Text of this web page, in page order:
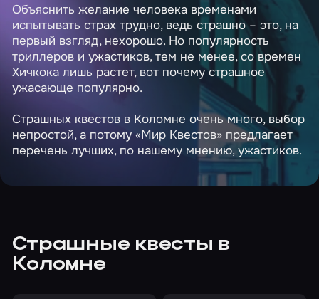
Объяснить желание человека временами
испытывать страх трудно, ведь страшно – это, на
первый взгляд, нехорошо. Но популярность
триллеров и ужастиков, тем не менее, со времен
Хичкока лишь растет, вот почему страшное
ужасающе популярно.
Страшных квестов в Коломне очень много, выбор
непростой, а потому «Мир Квестов» предлагает
перечень лучших, по нашему мнению, ужастиков.
Страшные квесты в
Коломне